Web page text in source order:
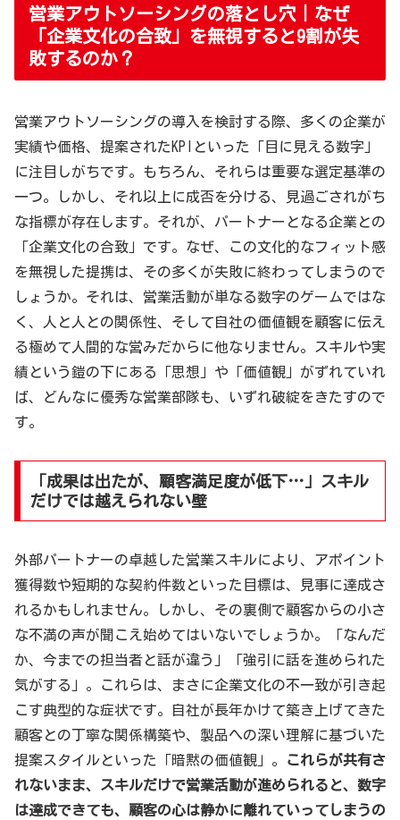
営業アウトソーシングの落とし穴｜なぜ
「企業文化の合致」を無視すると9割が失
敗するのか？
営業アウトソーシングの導入を検討する際、多くの企業が
実績や価格、提案されたKPIといった「目に見える数字」
に注目しがちです。もちろん、それらは重要な選定基準の
一つ。しかし、それ以上に成否を分ける、見過ごされがち
な指標が存在します。それが、パートナーとなる企業との
「企業文化の合致」です。なぜ、この文化的なフィット感
を無視した提携は、その多くが失敗に終わってしまうので
しょうか。それは、営業活動が単なる数字のゲームではな
く、人と人との関係性、そして自社の価値観を顧客に伝え
る極めて人間的な営みだからに他なりません。スキルや実
績という鎧の下にある「思想」や「価値観」がずれていれ
ば、どんなに優秀な営業部隊も、いずれ破綻をきたすので
す。
「成果は出たが、顧客満足度が低下…」スキル
だけでは越えられない壁
外部パートナーの卓越した営業スキルにより、アポイント
獲得数や短期的な契約件数といった目標は、見事に達成さ
れるかもしれません。しかし、その裏側で顧客からの小さ
な不満の声が聞こえ始めてはいないでしょうか。「なんだ
か、今までの担当者と話が違う」「強引に話を進められた
気がする」。これらは、まさに企業文化の不一致が引き起
こす典型的な症状です。自社が長年かけて築き上げてきた
顧客との丁寧な関係構築や、製品への深い理解に基づいた
提案スタイルといった「暗黙の価値観」。
これらが共有さ
れないまま、スキルだけで営業活動が進められると、数字
は達成できても、顧客の心は静かに離れていってしまうの